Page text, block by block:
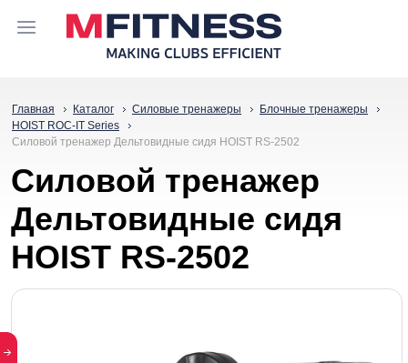
Главная Каталог Силовые тренажеры
Блочные тренажеры
HOIST ROC-IT Series
Силовой тренажер Дельтовидные сидя HOIST RS-2502
Силовой тренажер
Дельтовидные сидя
HOIST RS-2502